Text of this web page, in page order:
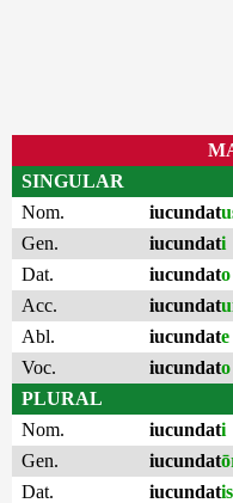
SINGULAR
Nom.
iucundat
Gen.
iucundati
Dat.
iucundato
Acc.
iucundat
Abl.
iucundate
Voc.
iucundato
PLURAL
Nom.
iucundati
Gen.
iucundat
Dat.
iucundatis